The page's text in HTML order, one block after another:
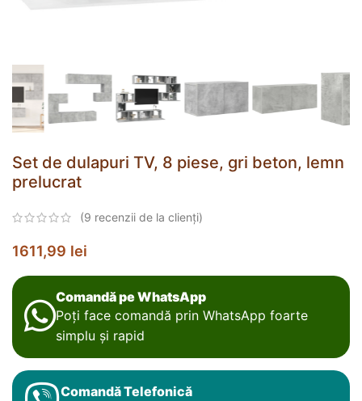
Set de dulapuri TV, 8 piese, gri beton, lemn
prelucrat
(9 recenzii de la clienți)
1611,99 lei
Comandă pe WhatsApp
Poți face comandă prin WhatsApp foarte
simplu și rapid
Comandă Telefonică